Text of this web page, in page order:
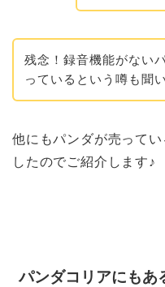
残念！録音機能がない
っているという噂も聞
他にもパンダが売って
したのでご紹介します♪
パンダコリアにもあ